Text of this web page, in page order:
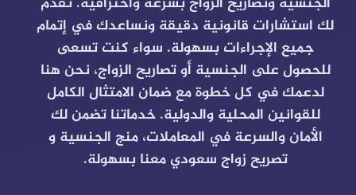
لك استشارات قانونية دقيقة ونساعدك في إتمام
جميع الإجراءات بسهولة. سواء كنت تسعى
للحصول على الجنسية أو تصاريح الزواج، نحن هنا
لدعمك في كل خطوة مع ضمان الامتثال الكامل
للقوانين المحلية والدولية. خدماتنا تضمن لك
الأمان والسرعة في المعاملات، منج الجنسية و
تصريح زواج سعودي معنا بسهولة.